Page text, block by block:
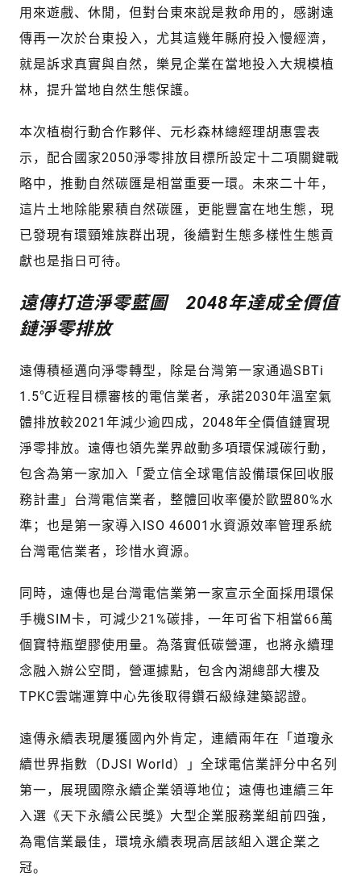
用來遊戲、休閒，但對台東來說是救命用的，感謝遠
傳再一次於台東投入，尤其這幾年縣府投入慢經濟，
就是訴求真實與自然，樂見企業在當地投入大規模植
林，提升當地自然生態保護。
本次植樹行動合作夥伴、元杉森林總經理胡惠雲表
示，配合國家2050淨零排放目標所設定十二項關鍵戰
略中，推動自然碳匯是相當重要一環。未來二十年，
這片土地除能累積自然碳匯，更能豐富在地生態，現
已發現有環頸雉族群出現，後續對生態多樣性生態貢
獻也是指日可待。
遠傳打造淨零藍圖 2048年達成全價值
鏈淨零排放
遠傳積極邁向淨零轉型，除是台灣第一家通過SBTi
1.5℃近程目標審核的電信業者，承諾2030年溫室氣
體排放較2021年減少逾四成，2048年全價值鏈實現
淨零排放。遠傳也領先業界啟動多項環保減碳行動，
包含為第一家加入「愛立信全球電信設備環保回收服
務計畫」台灣電信業者，整體回收率優於歐盟80%水
準；也是第一家導入ISO 46001水資源效率管理系統
台灣電信業者，珍惜水資源。
同時，遠傳也是台灣電信業第一家宣示全面採用環保
手機SIM卡，可減少21%碳排，一年可省下相當66萬
個寶特瓶塑膠使用量。為落實低碳營運，也將永續理
念融入辦公空間，營運據點，包含內湖總部大樓及
TPKC雲端運算中心先後取得鑽石級綠建築認證。
遠傳永續表現屢獲國內外肯定，連續兩年在「道瓊永
續世界指數（DJSI World）」全球電信業評分中名列
第一，展現國際永續企業領導地位；遠傳也連續三年
入選《天下永續公民獎》大型企業服務業組前四強，
為電信業最佳，環境永續表現高居該組入選企業之
冠。